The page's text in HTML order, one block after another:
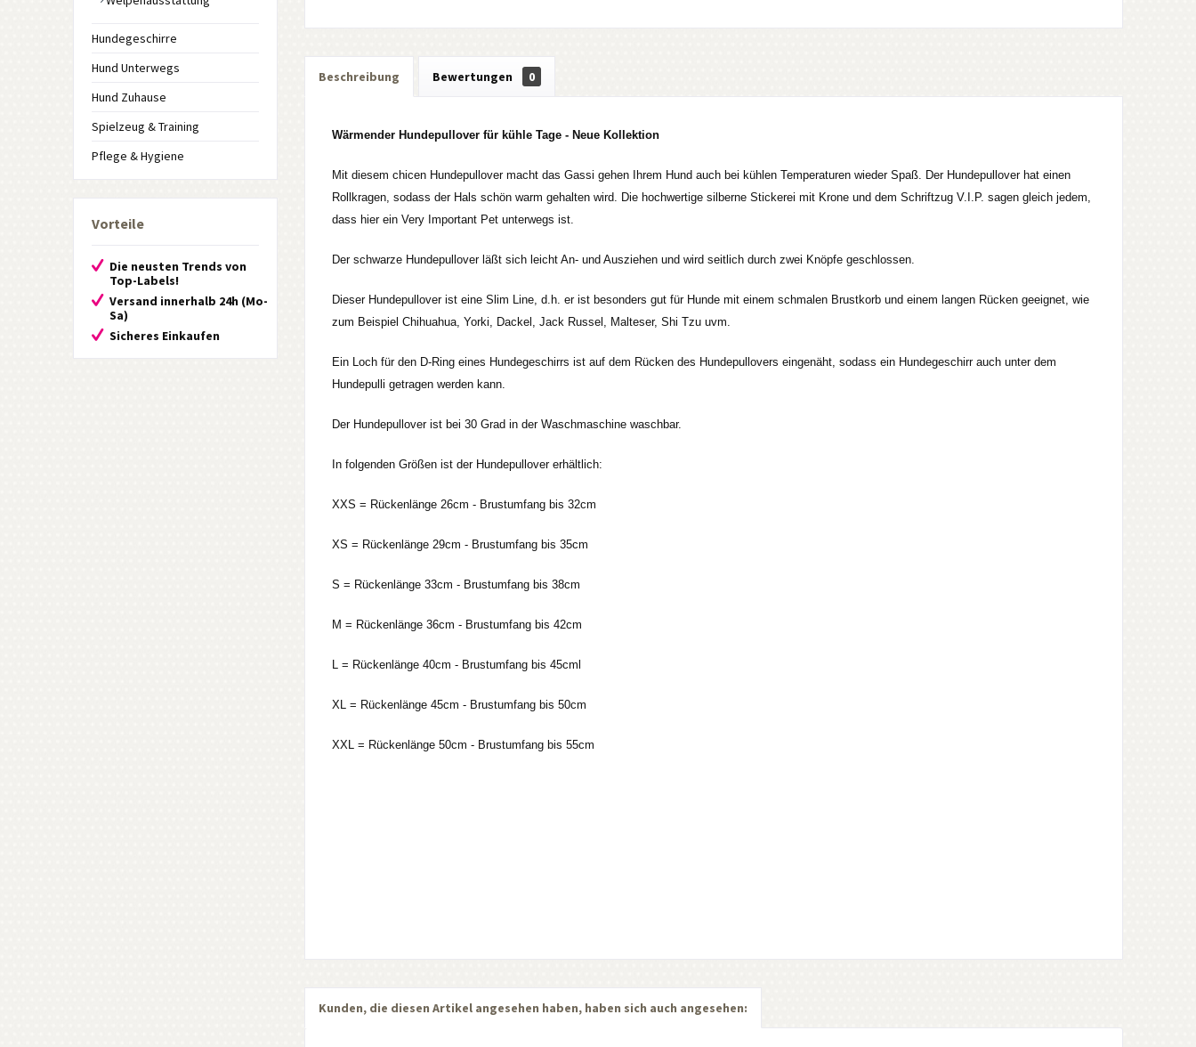
Hundegeschirre
Hund Unterwegs
Hund Zuhause
Spielzeug & Training
Pflege & Hygiene
Vorteile
Die neusten Trends von
Top-Labels!
Versand innerhalb 24h (Mo-
Sa)
Sicheres Einkaufen
Beschreibung Bewertungen 0
Wärmender Hundepullover für kühle Tage - Neue Kollektion
Mit diesem chicen Hundepullover macht das Gassi gehen Ihrem Hund auch bei kühlen Temperaturen wieder Spaß. Der Hundepullover hat einen
Rollkragen, sodass der Hals schön warm gehalten wird. Die hochwertige silberne Stickerei mit Krone und dem Schriftzug V.I.P. sagen gleich jedem,
dass hier ein Very Important Pet unterwegs ist.
Der schwarze Hundepullover läßt sich leicht An- und Ausziehen und wird seitlich durch zwei Knöpfe geschlossen.
Dieser Hundepullover ist eine Slim Line, d.h. er ist besonders gut für Hunde mit einem schmalen Brustkorb und einem langen Rücken geeignet, wie
zum Beispiel Chihuahua, Yorki, Dackel, Jack Russel, Malteser, Shi Tzu uvm.
Ein Loch für den D-Ring eines Hundegeschirrs ist auf dem Rücken des Hundepullovers eingenäht, sodass ein Hundegeschirr auch unter dem
Hundepulli getragen werden kann.
Der Hundepullover ist bei 30 Grad in der Waschmaschine waschbar.
In folgenden Größen ist der Hundepullover erhältlich:
XXS = Rückenlänge 26cm - Brustumfang bis 32cm
XS = Rückenlänge 29cm - Brustumfang bis 35cm
S = Rückenlänge 33cm - Brustumfang bis 38cm
M = Rückenlänge 36cm - Brustumfang bis 42cm
L = Rückenlänge 40cm - Brustumfang bis 45cml
XL = Rückenlänge 45cm - Brustumfang bis 50cm
XXL = Rückenlänge 50cm - Brustumfang bis 55cm
Kunden, die diesen Artikel angesehen haben, haben sich auch angesehen: